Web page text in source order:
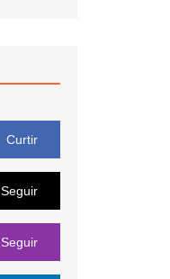
Curtir
Seguir
Seguir